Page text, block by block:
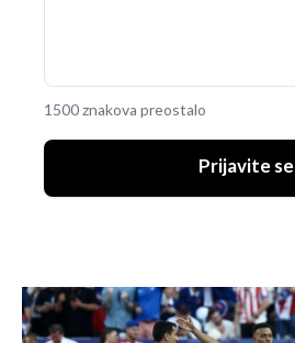
1500 znakova preostalo
Prijavite se